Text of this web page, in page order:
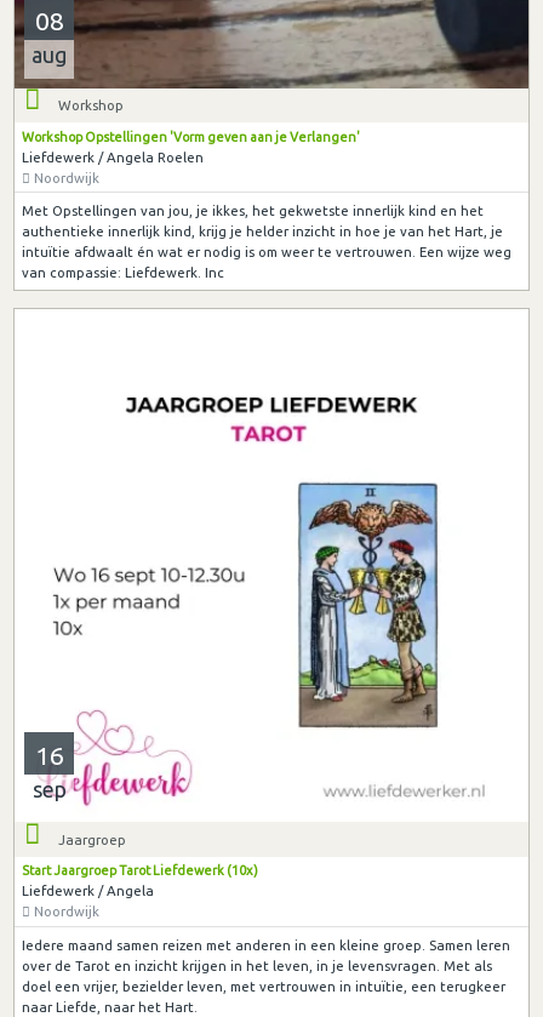
08
aug
Workshop
Workshop Opstellingen 'Vorm geven aan je Verlangen'
Liefdewerk / Angela Roelen
Noordwijk
Met Opstellingen van jou, je ikkes, het gekwetste innerlijk kind en het
authentieke innerlijk kind, krijg je helder inzicht in hoe je van het Hart, je
intuïtie afdwaalt én wat er nodig is om weer te vertrouwen. Een wijze weg
van compassie: Liefdewerk. Inc
16
sep
Jaargroep
Start Jaargroep Tarot Liefdewerk (10x)
Liefdewerk / Angela
Noordwijk
Iedere maand samen reizen met anderen in een kleine groep. Samen leren
over de Tarot en inzicht krijgen in het leven, in je levensvragen. Met als
doel een vrijer, bezielder leven, met vertrouwen in intuïtie, een terugkeer
naar Liefde, naar het Hart.